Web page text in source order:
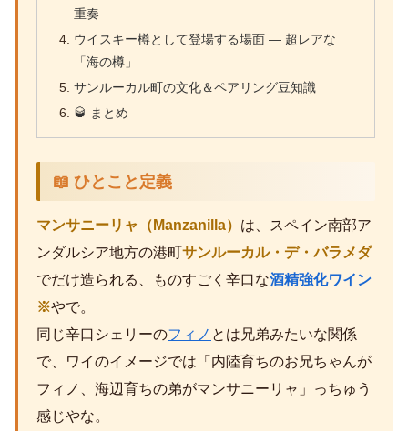
重奏
ウイスキー樽として登場する場面 ― 超レアな
「海の樽」
サンルーカル町の文化＆ペアリング豆知識
🥃 まとめ
📖 ひとこと定義
マンサニーリャ（Manzanilla） は、スペイン南部ア
ンダルシア地方の港町サンルーカル・デ・バラメダ
でだけ造られる、ものすごく辛口な酒精強化ワイン
※やで。
同じ辛口シェリーのフィノ とは兄弟みたいな関係
で、ワイのイメージでは「内陸育ちのお兄ちゃんが
フィノ、海辺育ちの弟がマンサニーリャ」っちゅう
感じやな。